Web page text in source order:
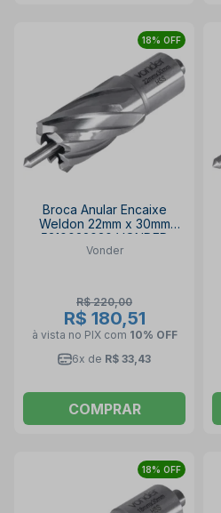
18% OFF
Broca Anular Encaixe
Weldon 22mm x 30mm
5310022030 VONDER
Vonder
R$ 220,00
R$ 180,51
à vista no PIX com 10% OFF
6x de R$ 33,43
COMPRAR
18% OFF